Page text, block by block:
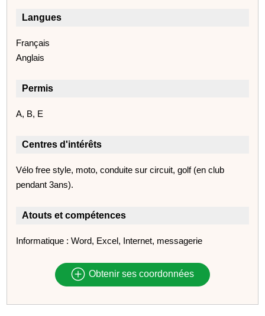
Langues
Français
Anglais
Permis
A, B, E
Centres d'intérêts
Vélo free style, moto, conduite sur circuit, golf (en club
pendant 3ans).
Atouts et compétences
Informatique : Word, Excel, Internet, messagerie
Obtenir ses coordonnées